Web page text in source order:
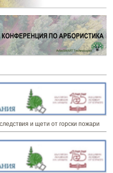
и щети от горски пожари